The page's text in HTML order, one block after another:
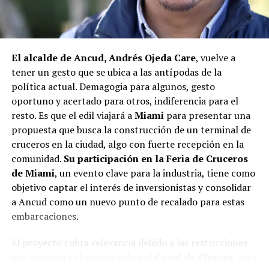
El alcalde de Quemchi, Javier Ugarte, expresó una
situación similar, señalando que en su comuna tienen
que hasta la fecha no han recibido respuesta clara sobre
si se entregarán los recursos.“Preocupa esta situación,
estos son proyectos que vienen trabajándose desde
hace tiempo y que hoy están en riesgo por la falta de
financiamiento”,declaró.
En la comuna deCuraco de Vélez, la alcaldesa Javiera
Yáñezindicó que históricamente la Subdere ha apoyado
a los municipios en diversos proyectos y que confía en
que durante el año se asignen nuevos recursos, aunque
reconoció una disminución evidente en comparación
con ejercicios anteriores. Señaló que su administración
pesos en distintas líneas de financiamiento, y que, pese
El alcalde de Ancud, Andrés Ojeda Care, vuelve a
tener un gesto que se ubica a las antípodas de la
política actual. Demagogia para algunos, gesto
oportuno y acertado para otros, indiferencia para el
resto. Es que el edil viajará aMiamipara presentar una
propuesta que busca la construcción de un terminal de
cruceros en la ciudad, algo con fuerte recepción en la
comunidad. Su participación en la Feria de Cruceros
de Miami, un evento clave para la industria, tiene como
objetivo captar el interés de inversionistas y consolidar
a Ancud como un nuevo punto de recalado para estas
embarcaciones.
El proyecto cobra relevancia debido a las restricciones